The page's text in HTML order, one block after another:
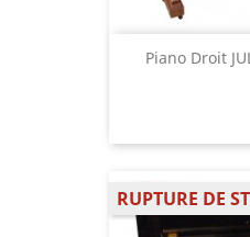
Piano Droit
RUPTURE DE